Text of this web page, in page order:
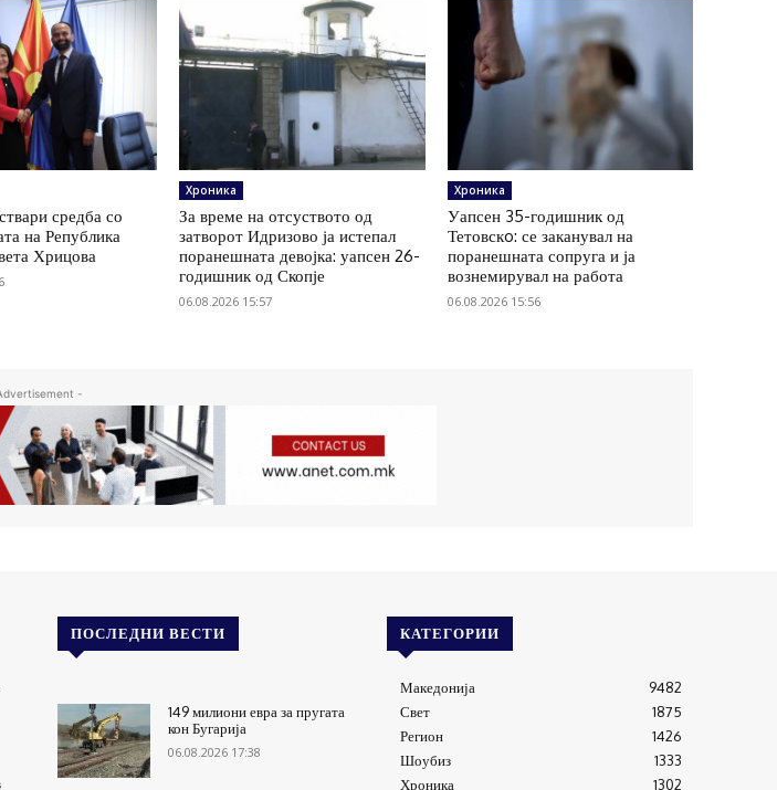
средба со
на Република
Хрицова
Хроника
За време на отсуството од
затворот Идризово ја истепал
поранешната девојка: уапсен 26-
годишник од Скопје
06.08.2026 15:57
Хроника
Уапсен 35-годишник од
Тетовскo: се заканувал на
поранешната сопруга и ја
вознемирувал на работа
06.08.2026 15:56
-
ПОСЛЕДНИ ВЕСТИ
149 милиони евра за пругата
кон Бугарија
06.08.2026 17:38
КАТЕГОРИИ
Македонија
9482
Свет
1875
Регион
1426
Шоубиз
1333
Хроника
1302